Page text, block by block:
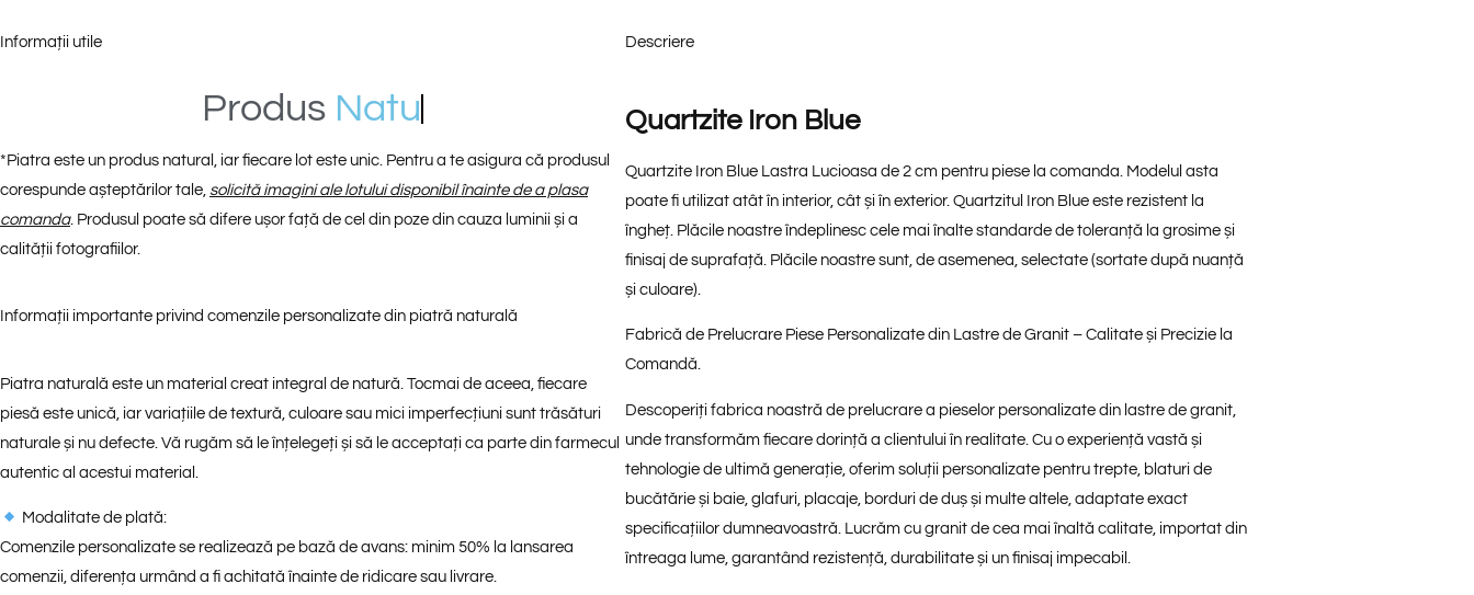
Informații utile
Produs N atura
* Piatra este un produs natural, iar fiecare lot este unic. Pentru a te asigura că produsul
corespunde așteptărilor tale, solicită imagini ale lotului disponibil înainte de a plasa
comanda. Produsul poate să difere ușor față de cel din poze din cauza luminii și a
calității fotografiilor.
Informații importante privind comenzile personalizate din piatră naturală
Piatra naturală este un material creat integral de natură. Tocmai de aceea, fiecare
piesă este unică, iar variațiile de textură, culoare sau mici imperfecțiuni sunt trăsături
naturale și nu defecte. Vă rugăm să le înțelegeți și să le acceptați ca parte din farmecul
autentic al acestui material.
Modalitate de plată:
Comenzile personalizate se realizează pe bază de avans: minim 50% la lansarea
comenzii, diferența urmând a fi achitată înainte de ridicare sau livrare.
Descriere
Quartzite Iron Blue
Quartzite Iron Blue Lastra Lucioasa de 2 cm pentru piese la comanda. Modelul asta
poate fi utilizat atât în interior, cât și în exterior. Quartzitul Iron Blue este rezistent la
îngheț. Plăcile noastre îndeplinesc cele mai înalte standarde de toleranță la grosime și
finisaj de suprafață. Plăcile noastre sunt, de asemenea, selectate (sortate după nuanță
și culoare).
Fabrică de Prelucrare Piese Personalizate din Lastre de Granit – Calitate și Precizie la
Comandă.
Descoperiți fabrica noastră de prelucrare a pieselor personalizate din lastre de granit,
unde transformăm fiecare dorință a clientului în realitate. Cu o experiență vastă și
tehnologie de ultimă generație, oferim soluții personalizate pentru trepte, blaturi de
bucătărie și baie, glafuri, placaje, borduri de duș și multe altele, adaptate exact
specificațiilor dumneavoastră. Lucrăm cu granit de cea mai înaltă calitate, importat din
întreaga lume, garantând rezistență, durabilitate și un finisaj impecabil.